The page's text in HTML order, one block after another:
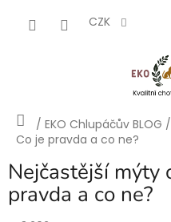
CZK
Domů
/ EKO Chlupáčův BLOG /
Co je pravda a co ne?
Nejčastější mýty
pravda a co ne?